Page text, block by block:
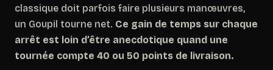
classique doit parfois faire plusieurs manœuvres,
un Goupil tourne net. Ce gain de temps sur chaque
arrêt est loin d’être anecdotique quand une
tournée compte 40 ou 50 points de livraison.